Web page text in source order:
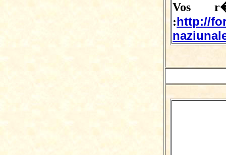
Vos
:http://